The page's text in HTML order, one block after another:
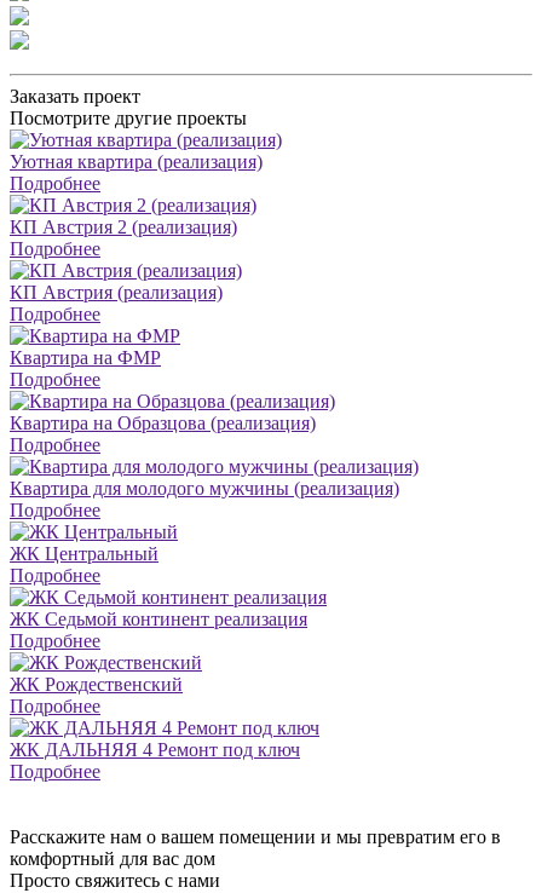
Заказать проект
Посмотрите другие проекты
Уютная квартира (реализация)
Подробнее
КП Австрия 2 (реализация)
Подробнее
КП Австрия (реализация)
Подробнее
Квартира на ФМР
Подробнее
Квартира на Образцова (реализация)
Подробнее
Квартира для молодого мужчины (реализация)
Подробнее
ЖК Центральный
Подробнее
ЖК Седьмой континент реализация
Подробнее
ЖК Рождественский
Подробнее
ЖК ДАЛЬНЯЯ 4 Ремонт под ключ
Подробнее
Расскажите нам о вашем помещении и мы превратим его в
комфортный для вас дом
Просто свяжитесь с нами